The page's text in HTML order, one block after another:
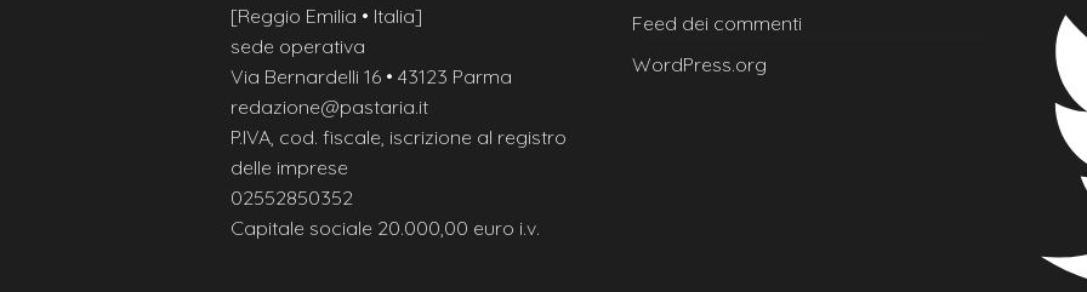
[Reggio Emilia • Italia]
sede operativa
Via Bernardelli 16 • 43123 Parma
redazione@pastaria.it
P.IVA, cod. fiscale, iscrizione al registro
delle imprese
02552850352
Capitale sociale 20.000,00 euro i.v.
Feed dei commenti
WordPress.org